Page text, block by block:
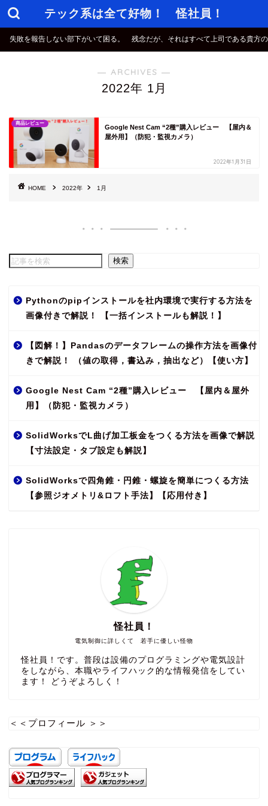
テック系は全て好物！ 怪社員！
失敗を報告しない部下がいて困る。 残念だが、それはすべて上司である貴方
― ARCHIVES ―
2022年 1月
商品レビュー
Google Nest Cam “2種”購入レビュー 【屋内＆
屋外用】（防犯・監視カメラ）
2022年1月31日
HOME 2022年 1月
検索
Pythonのpipインストールを社内環境で実行する方法を
画像付きで解説！ 【一括インストールも解説！】
【図解！】Pandasのデータフレームの操作方法を画像付
きで解説！ （値の取得，書込み，抽出など）【使い方】
Google Nest Cam “2種”購入レビュー 【屋内＆屋外
用】（防犯・監視カメラ）
SolidWorksでL曲げ加工板金をつくる方法を画像で解説
【寸法設定・タブ設定も解説】
SolidWorksで四角錐・円錐・螺旋を簡単につくる方法
【参照ジオメトリ&ロフト手法】【応用付き】
電気制御に詳しくて 若手に優しい怪物
怪社員！
怪社員！です。普段は設備のプログラミングや電気設計
をしながら、本職やライフハック的な情報発信をしてい
ます！ どうぞよろしく！
＜＜プロフィール ＞＞